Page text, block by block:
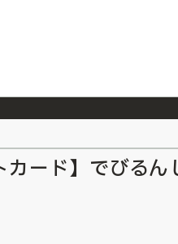
7/23 『ONE PIECE
ード】でびるん